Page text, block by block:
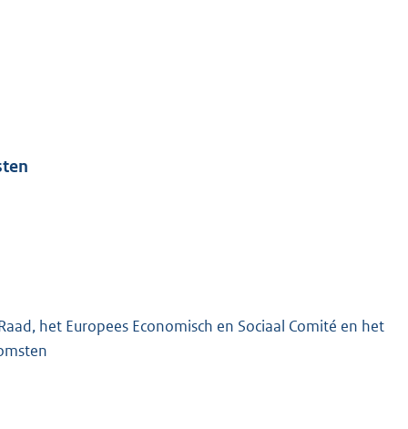
het Europees Economisch en Sociaal Comité en het